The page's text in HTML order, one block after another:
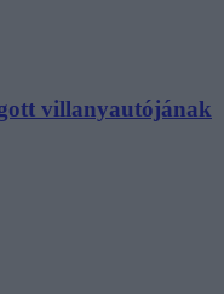
villanyautójának